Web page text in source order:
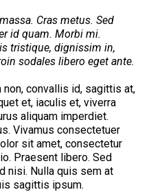
Cras metus. Sed
id quam. Morbi mi.
tristique, dignissim in,
sodales libero eget ante.
convallis id, sagittis at,
et, iaculis et, viverra
aliquam imperdiet.
Vivamus consectetuer
sit amet, consectetur
Praesent libero. Sed
nisi. Nulla quis sem at
sagittis ipsum.